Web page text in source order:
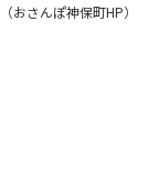
（おさんぽ神保町HP）